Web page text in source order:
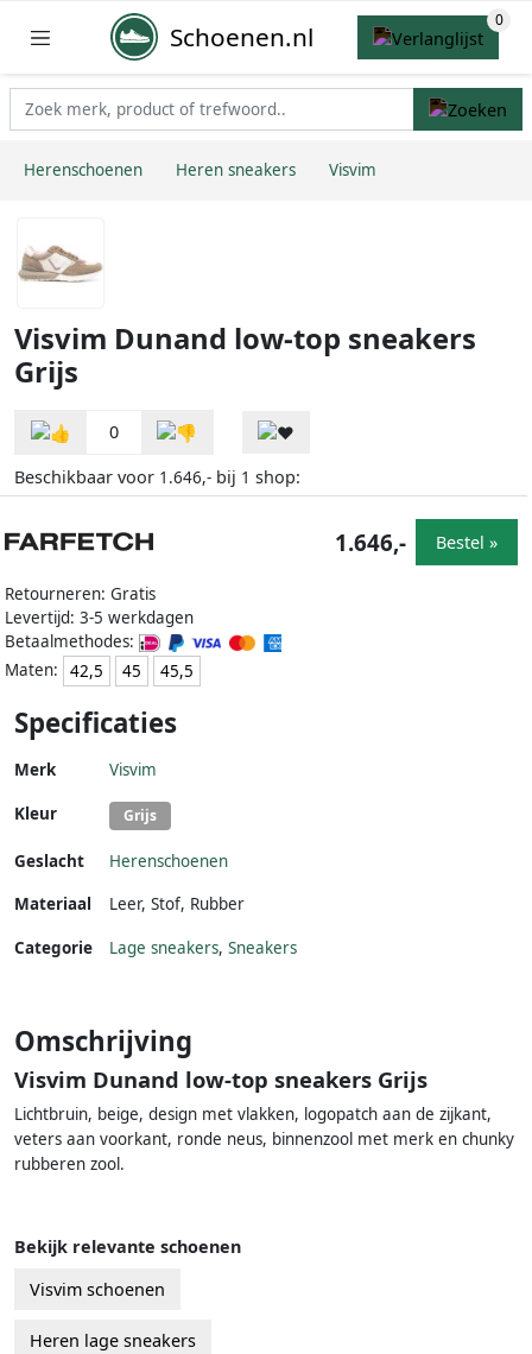
Schoenen.nl
Herenschoenen Heren sneakers Visvim
Visvim Dunand low-top sneakers
Grijs
0
Beschikbaar voor 1.646,- bij 1 shop:
Retourneren: Gratis
Levertijd: 3-5 werkdagen
Betaalmethodes:
Maten:
42,5 45 45,5
1.646,- Bestel »
Specificaties
Merk Visvim
Kleur Grijs
Geslacht
Herenschoenen
Materiaal
Leer, Stof, Rubber
Categorie Lage sneakers, Sneakers
Omschrijving
Visvim Dunand low-top sneakers Grijs
Lichtbruin, beige, design met vlakken, logopatch aan de zijkant,
veters aan voorkant, ronde neus, binnenzool met merk en chunky
rubberen zool.
Bekijk relevante schoenen
Visvim schoenen
Heren lage sneakers